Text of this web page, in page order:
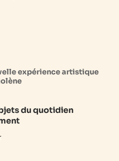
expérience artistique
du quotidien